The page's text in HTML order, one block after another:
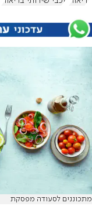
מתכוננים לסעודה מפסקת